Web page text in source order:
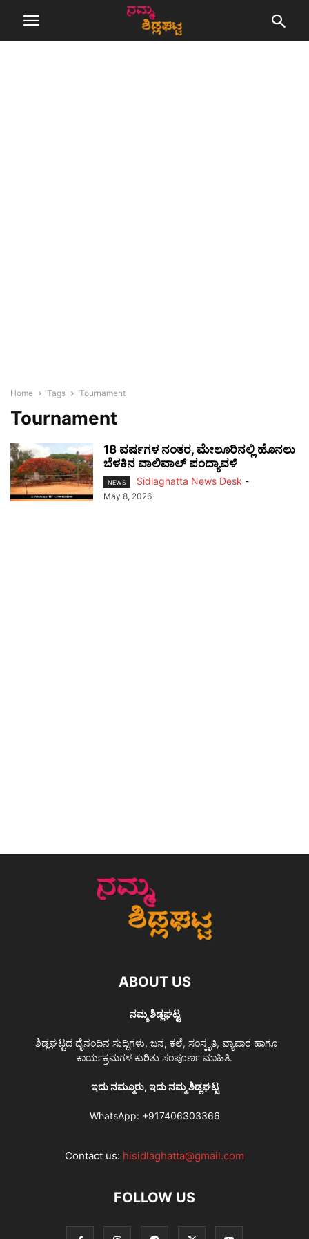
Home Tags Tournament
Tournament
18 ವರ್ಷಗಳ ನಂತರ, ಮೇಲೂರಿನಲ್ಲಿ ಹೊನಲು
ಬೆಳಕಿನ ವಾಲಿವಾಲ್ ಪಂದ್ಯಾವಳಿ
NEWS Sidlaghatta News Desk -
May 8, 2026
ABOUT US
ನಮ್ಮ ಶಿಡ್ಲಘಟ್ಟ
ಶಿಡ್ಲಘಟ್ಟದ ದೈನಂದಿನ ಸುದ್ದಿಗಳು, ಜನ, ಕಲೆ, ಸಂಸ್ಕೃತಿ, ವ್ಯಾಪಾರ ಹಾಗೂ
ಕಾರ್ಯಕ್ರಮಗಳ ಕುರಿತು ಸಂಪೂರ್ಣ ಮಾಹಿತಿ.
ಇದು ನಮ್ಮೂರು, ಇದು ನಮ್ಮ ಶಿಡ್ಲಘಟ್ಟ
WhatsApp: +917406303366
Contact us: hisidlaghatta@gmail.com
FOLLOW US